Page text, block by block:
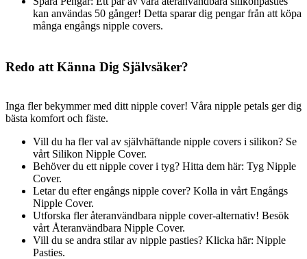
kan användas 50 gånger! Detta sparar dig pengar från att köpa
många engångs nipple covers.
Redo att Känna Dig Självsäker?
Inga fler bekymmer med ditt nipple cover! Våra nipple petals ger dig
bästa komfort och fäste.
Vill du ha fler val av självhäftande nipple covers i silikon? Se
vårt Silikon Nipple Cover.
Behöver du ett nipple cover i tyg? Hitta dem här: Tyg Nipple
Cover.
Letar du efter engångs nipple cover? Kolla in vårt Engångs
Nipple Cover.
Utforska fler återanvändbara nipple cover-alternativ! Besök
vårt Återanvändbara Nipple Cover.
Vill du se andra stilar av nipple pasties? Klicka här: Nipple
Pasties.